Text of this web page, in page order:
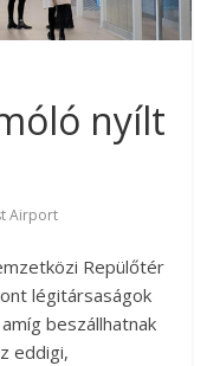
nyílt
Airport
Repülőtér
légitársaságok
beszállhatnak
eddigi,